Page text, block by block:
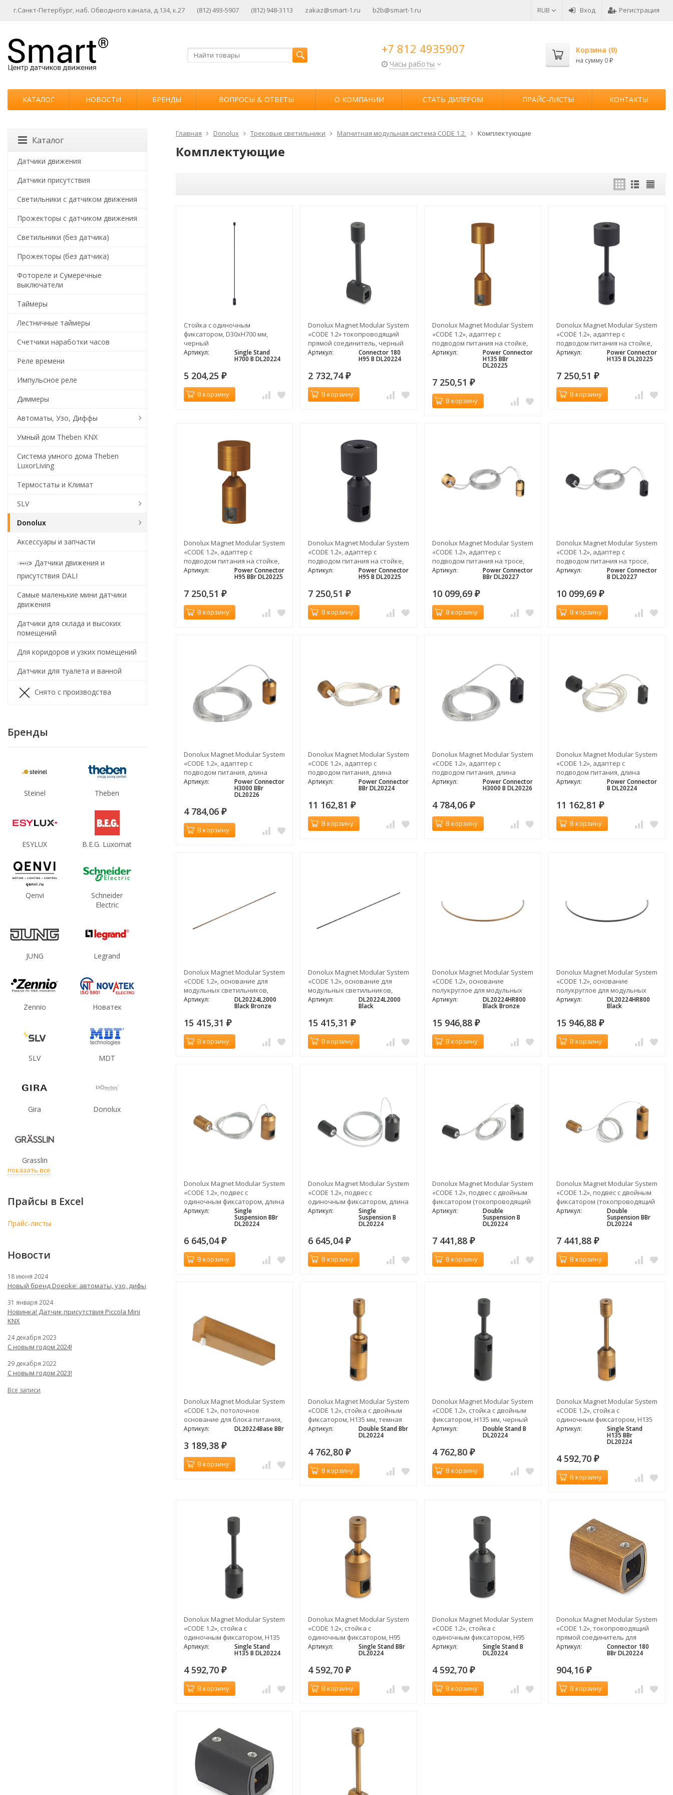
RUB Вход Регистрация
г.Санкт-Петербург, наб. Обводного канала, д.134, к.27 (812) 493-5907 (812) 948-3113 zakaz@smart-1.ru b2b@smart-1.ru
+7 812 4935907
Часы работы
Корзина (0)
на сумму 0 ₽
КАТАЛОГ НОВОСТИ БРЕНДЫ ВОПРОСЫ & ОТВЕТЫ О КОМПАНИИ СТАТЬ ДИЛЕРОМ ПРАЙС-ЛИСТЫ КОНТАКТЫ
Главная Donolux Трековые светильники Магнитная модульная система CODE 1.2. Комплектующие
Комплектующие
Cтойка с одиночным
фиксатором, D30xH700 мм,
черный
Артикул: Single Stand
H700 B DL20224
5 204,25 ₽
В корзину
Donolux Magnet Modular System
«CODE 1.2» токопроводящий
прямой соединитель, черный
Артикул: Connector 180
H95 B DL20224
2 732,74 ₽
В корзину
Donolux Magnet Modular System
«CODE 1.2», адаптер с
подводом питания на стойке,
H135мм, темная бронза
Артикул: Power Connector
H135 BBr
DL20225
7 250,51 ₽
В корзину
Donolux Magnet Modular System
«CODE 1.2», адаптер с
подводом питания на стойке,
H135мм, черный
Артикул: Power Connector
H135 B DL20225
7 250,51 ₽
В корзину
Donolux Magnet Modular System
«CODE 1.2», адаптер с
подводом питания на стойке,
H94, 5мм, темная бронза
Артикул: Power Connector
H95 BBr DL20225
7 250,51 ₽
В корзину
Donolux Magnet Modular System
«CODE 1.2», адаптер с
подводом питания на стойке,
H94, 5мм, черный
Артикул: Power Connector
H95 B DL20225
7 250,51 ₽
В корзину
Donolux Magnet Modular System
«CODE 1.2», адаптер с
подводом питания на тросе,
длина провода 3000 мм
Артикул: Power Connector
BBr DL20227
10 099,69 ₽
В корзину
Donolux Magnet Modular System
«CODE 1.2», адаптер с
подводом питания на тросе,
длина провода 3000 мм
Артикул: Power Connector
B DL20227
10 099,69 ₽
В корзину
Donolux Magnet Modular System
«CODE 1.2», адаптер с
подводом питания, длина
провода 3000 мм, темная
Артикул: Power Connector
H3000 BBr
DL20226
4 784,06 ₽
В корзину
Donolux Magnet Modular System
«CODE 1.2», адаптер с
подводом питания, длина
провода 3000 мм, темная
Артикул: Power Connector
BBr DL20224
11 162,81 ₽
В корзину
Donolux Magnet Modular System
«CODE 1.2», адаптер с
подводом питания, длина
провода 3000 мм, черный
Артикул: Power Connector
H3000 B DL20226
4 784,06 ₽
В корзину
Donolux Magnet Modular System
«CODE 1.2», адаптер с
подводом питания, длина
провода 3000 мм, черный
Артикул: Power Connector
B DL20224
11 162,81 ₽
В корзину
Donolux Magnet Modular System
«CODE 1.2», основание для
модульных светильников,
L2000 мм, DC24V, темная
Артикул: DL20224L2000
Black Bronze
15 415,31 ₽
В корзину
Donolux Magnet Modular System
«CODE 1.2», основание для
модульных светильников,
L2000 мм, DC24V, черный
Артикул: DL20224L2000
Black
15 415,31 ₽
В корзину
Donolux Magnet Modular System
«CODE 1.2», основание
полукруглое для модульных
светильников, D800 мм, темная
Артикул: DL20224HR800
Black Bronze
15 946,88 ₽
В корзину
Donolux Magnet Modular System
«CODE 1.2», основание
полукруглое для модульных
светильников, D800 мм,
Артикул: DL20224HR800
Black
15 946,88 ₽
В корзину
Donolux Magnet Modular System
«CODE 1.2», подвес c
одиночным фиксатором, длина
троса 3000 мм, темная бронза
Артикул: Single
Suspension BBr
DL20224
6 645,04 ₽
В корзину
Donolux Magnet Modular System
«CODE 1.2», подвес c
одиночным фиксатором, длина
троса 3000 мм, черный
Артикул: Single
Suspension B
DL20224
6 645,04 ₽
В корзину
Donolux Magnet Modular System
«CODE 1.2», подвес с двойным
фиксатором (токопроводящий
между ярусами)
Артикул: Double
Suspension B
DL20224
7 441,88 ₽
В корзину
Donolux Magnet Modular System
«CODE 1.2», подвес с двойным
фиксатором (токопроводящий
между ярусами)
Артикул: Double
Suspension BBr
DL20224
7 441,88 ₽
В корзину
Donolux Magnet Modular System
«CODE 1.2», потолочное
основание для блока питания,
L250xW60xH50 мм, темная
Артикул: DL20224Base BBr
3 189,38 ₽
В корзину
Donolux Magnet Modular System
«CODE 1.2», стойка с двойным
фиксатором, H135 мм, темная
бронза
Артикул: Double Stand Bbr
DL20224
4 762,80 ₽
В корзину
Donolux Magnet Modular System
«CODE 1.2», стойка с двойным
фиксатором, H135 мм, черный
Артикул: Double Stand B
DL20224
4 762,80 ₽
В корзину
Donolux Magnet Modular System
«CODE 1.2», стойка с
одиночным фиксатором, H135
мм, темная бронза
Артикул: Single Stand
H135 BBr
DL20224
4 592,70 ₽
В корзину
Donolux Magnet Modular System
«CODE 1.2», стойка с
одиночным фиксатором, H135
мм, черный
Артикул: Single Stand
H135 B DL20224
4 592,70 ₽
В корзину
Donolux Magnet Modular System
«CODE 1.2», стойка с
одиночным фиксатором, H95
мм, темная бронза
Артикул: Single Stand BBr
DL20224
4 592,70 ₽
В корзину
Donolux Magnet Modular System
«CODE 1.2», стойка с
одиночным фиксатором, H95
мм, черный
Артикул: Single Stand B
DL20224
4 592,70 ₽
В корзину
Donolux Magnet Modular System
«CODE 1.2», токопроводящий
прямой соединитель для
оснований, L30xW21 м, темная
Артикул: Connector 180
BBr DL20224
904,16 ₽
В корзину
Каталог
Датчики движения
Датчики присутствия
Светильники с датчиком движения
Прожекторы с датчиком движения
Светильники (без датчика)
Прожекторы (без датчика)
Фотореле и Сумеречные
выключатели
Таймеры
Лестничные таймеры
Счетчики наработки часов
Реле времени
Импульсное реле
Диммеры
Автоматы, Узо, Диффы
Умный дом Theben KNX
Система умного дома Theben
LuxorLiving
Термостаты и Климат
SLV
Donolux
Аксессуары и запчасти
Датчики движения и
присутствия DALI
Самые маленькие мини датчики
движения
Датчики для склада и высоких
помещений
Для коридоров и узких помещений
Датчики для туалета и ванной
Снято с производства
Бренды
Steinel Theben
ESYLUX B.E.G. Luxomat
Qenvi
Schneider
Electric
JUNG Legrand
Zennio Новатек
SLV MDT
Gira Donolux
Grasslin
показать все
Прайсы в Excel
Прайс-листы
Новости
18 июня 2024
Новый бренд Doepke: автоматы, узо, дифы
31 января 2024
Новинка! Датчик присутствия Piccola Minі
KNX
24 декабря 2023
С новым годом 2024!
29 декабря 2022
С новым годом 2023!
Все записи